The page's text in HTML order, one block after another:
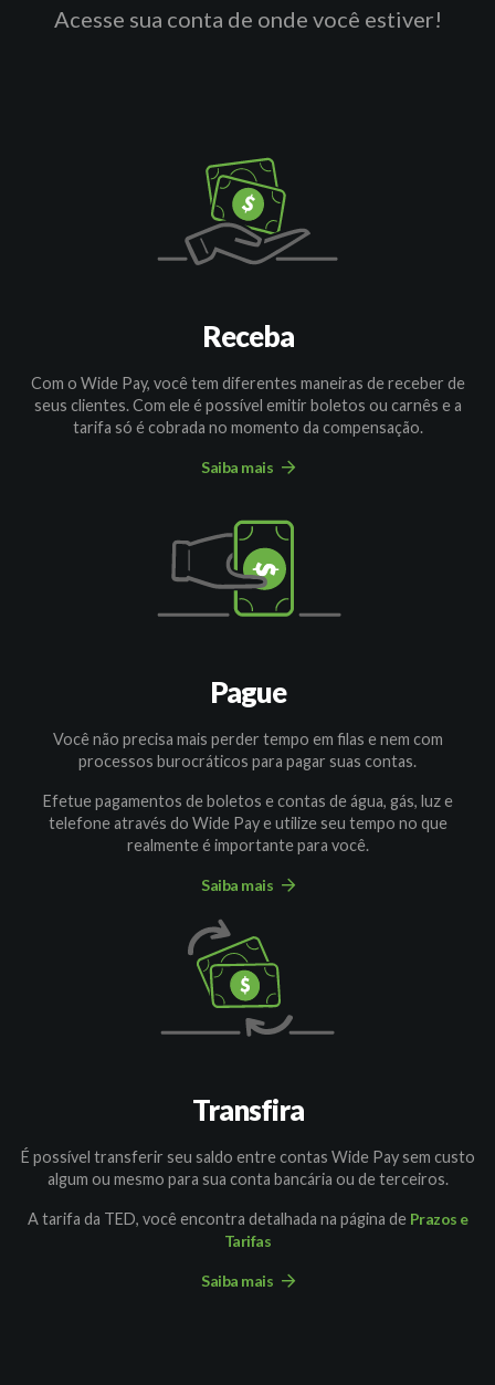
Acesse sua conta de onde você estiver!
Receba
Com o Wide Pay, você tem diferentes maneiras de receber de
seus clientes. Com ele é possível emitir boletos ou carnês e a
tarifa só é cobrada no momento da compensação.
Saiba mais
Pague
Você não precisa mais perder tempo em filas e nem com
processos burocráticos para pagar suas contas.
Efetue pagamentos de boletos e contas de água, gás, luz e
telefone através do Wide Pay e utilize seu tempo no que
realmente é importante para você.
Saiba mais
Transfira
É possível transferir seu saldo entre contas Wide Pay sem custo
algum ou mesmo para sua conta bancária ou de terceiros.
A tarifa da TED, você encontra detalhada na página de Prazos e
Tarifas
Saiba mais